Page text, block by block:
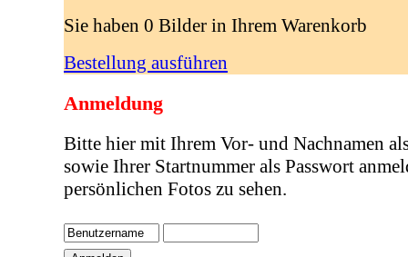
Sie haben 0 Bilder in Ihrem Warenkorb
Bestellung ausführen
Anmeldung
Bitte hier mit Ihrem Vor- und Nachnamen
sowie Ihrer Startnummer als Passwort
persönlichen Fotos zu sehen.